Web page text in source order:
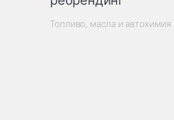
Топливо, масла и автохимия